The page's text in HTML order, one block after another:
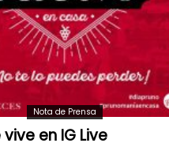
Nota de Prensa
vive en IG Live